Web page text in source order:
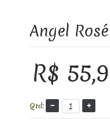
Angel
R$
Qtd: